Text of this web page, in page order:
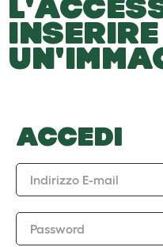
d
r
o
p
d
INSERIRE
ACCEDI
Indirizzo E-mail
Password